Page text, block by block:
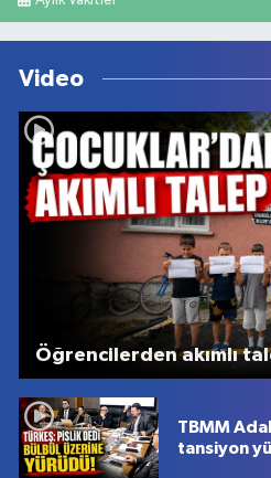
Video
Öğrencilerden akımlı
TBMM
tansiyon